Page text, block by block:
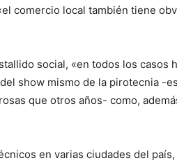
comercio local también tiene
social, «en todos los casos
show mismo de la pirotecnia -
que otros años- como,
en varias ciudades del